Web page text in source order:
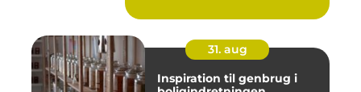
31. aug
Inspiration til genbrug i